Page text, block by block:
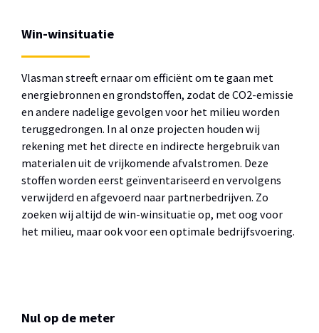
Win-winsituatie
Vlasman streeft ernaar om efficiënt om te gaan met
energiebronnen en grondstoffen, zodat de CO2-emissie
en andere nadelige gevolgen voor het milieu worden
teruggedrongen. In al onze projecten houden wij
rekening met het directe en indirecte hergebruik van
materialen uit de vrijkomende afvalstromen. Deze
stoffen worden eerst geïnventariseerd en vervolgens
verwijderd en afgevoerd naar partnerbedrijven. Zo
zoeken wij altijd de win-winsituatie op, met oog voor
het milieu, maar ook voor een optimale bedrijfsvoering.
Nul op de meter